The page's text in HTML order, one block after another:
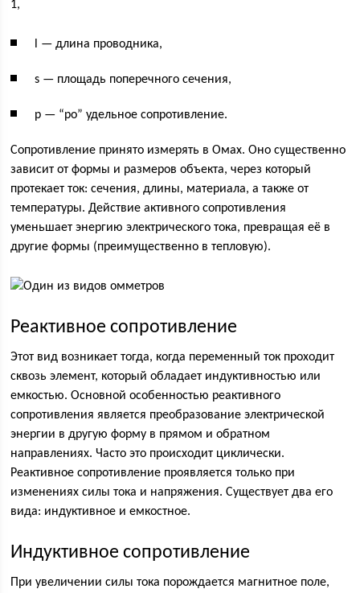
1,
l — длина проводника,
s — площадь поперечного сечения,
p — “ро” удельное сопротивление.
Сопротивление принято измерять в Омах. Оно существенно
зависит от формы и размеров объекта, через который
протекает ток: сечения, длины, материала, а также от
температуры. Действие активного сопротивления
уменьшает энергию электрического тока, превращая её в
другие формы (преимущественно в тепловую).
Реактивное сопротивление
Этот вид возникает тогда, когда переменный ток проходит
сквозь элемент, который обладает индуктивностью или
емкостью. Основной особенностью реактивного
сопротивления является преобразование электрической
энергии в другую форму в прямом и обратном
направлениях. Часто это происходит циклически.
Реактивное сопротивление проявляется только при
изменениях силы тока и напряжения. Существует два его
вида: индуктивное и емкостное.
Индуктивное сопротивление
При увеличении силы тока порождается магнитное поле,